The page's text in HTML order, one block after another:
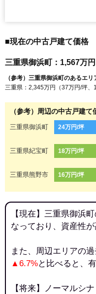
■現在の中古戸建て価格
三重県御浜町：1,567万
（参考）三重県御浜町のあるエ
三重県：2,345万円（37万円/坪、
（参考）周辺の中古戸建て
三重県御浜町 24万円/坪
三重県紀宝町 18万円/坪
三重県熊野市 16万円/坪
【現在】三重県御浜
なっており、資産性
また、周辺エリアの
▲6.7%と比べると、
【将来】ノーマルシ